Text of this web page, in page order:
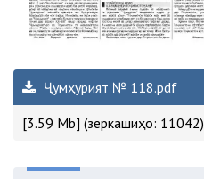
Ҷумҳурият № 118.pdf
[3.59 Mb] (зеркашиҳо: 11042)